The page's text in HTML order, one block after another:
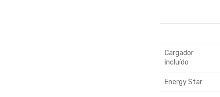
Cargador
incluído
Energy Star